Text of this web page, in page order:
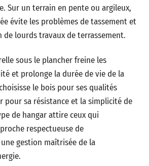
Sur un terrain en pente ou argileux,
évite les problèmes de tassement et
lourds travaux de terrassement.
sous le plancher freine les
et prolonge la durée de vie de la
le bois pour ses qualités
pour sa résistance et la simplicité de
de hangar attire ceux qui
respectueuse de
gestion maîtrisée de la